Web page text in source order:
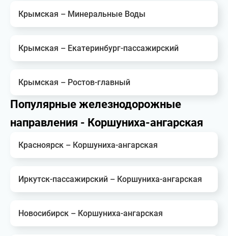
Крымская – Минеральные Воды
Крымская – Екатеринбург-пассажирский
Крымская – Ростов-главный
Популярные железнодорожные
направления - Коршуниха-ангарская
Красноярск – Коршуниха-ангарская
Иркутск-пассажирский – Коршуниха-ангарская
Новосибирск – Коршуниха-ангарская